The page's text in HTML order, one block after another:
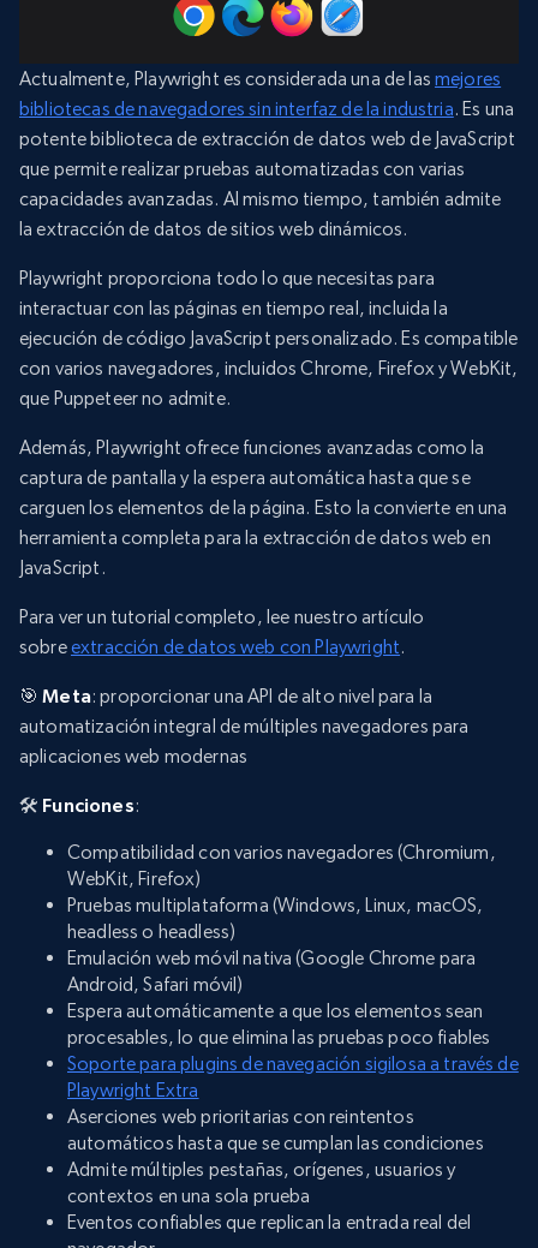
Actualmente, Playwright es considerada una de lasmejores
bibliotecas de navegadores sin interfaz de la industria. Es una
potente biblioteca de extracción de datos web de JavaScript
que permite realizar pruebas automatizadas con varias
capacidades avanzadas. Al mismo tiempo, también admite
la extracción de datos de sitios web dinámicos.
Playwright proporciona todo lo que necesitas para
interactuar con las páginas en tiempo real, incluida la
ejecución de código JavaScript personalizado. Es compatible
con varios navegadores, incluidos Chrome, Firefox y WebKit,
que Puppeteer no admite.
Además, Playwright ofrece funciones avanzadas como la
captura de pantalla y la espera automática hasta que se
carguen los elementos de la página. Esto la convierte en una
herramienta completa para la extracción de datos web en
JavaScript.
Para ver un tutorial completo, lee nuestro artículo
sobreextracción de datos web con Playwright.
🎯Meta: proporcionar una API de alto nivel para la
automatización integral de múltiples navegadores para
aplicaciones web modernas
🛠️ Funciones:
Compatibilidad con varios navegadores (Chromium,
WebKit, Firefox)
Pruebas multiplataforma (Windows, Linux, macOS,
headless o headless)
Emulación web móvil nativa (Google Chrome para
Android, Safari móvil)
Espera automáticamente a que los elementos sean
procesables, lo que elimina las pruebas poco fiables
Soporte para plugins de navegación sigilosa a través de
Playwright Extra
Aserciones web prioritarias con reintentos
automáticos hasta que se cumplan las condiciones
Admite múltiples pestañas, orígenes, usuarios y
contextos en una sola prueba
Eventos confiables que replican la entrada real del